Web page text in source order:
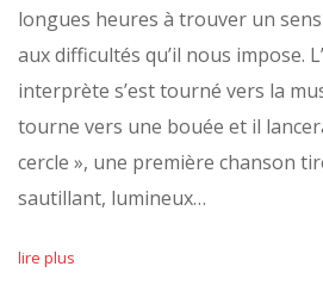
longues heures à trouver un
aux difficultés qu’il nous impose.
interprète s’est tourné vers la
tourne vers une bouée et il
cercle », une première chanson
sautillant, lumineux…
lire plus